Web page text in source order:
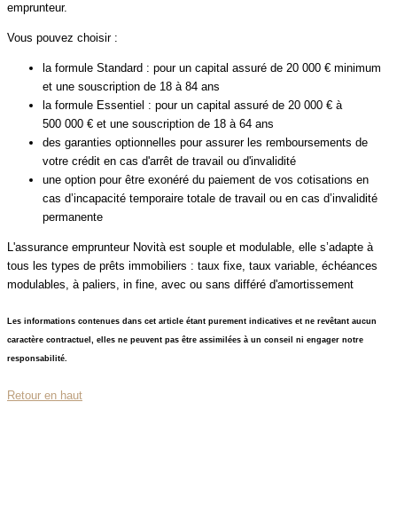
emprunteur.
Vous pouvez choisir :
la formule Standard : pour un capital assuré de 20 000 € minimum
et une souscription de 18 à 84 ans
la formule Essentiel : pour un capital assuré de 20 000 € à
500 000 € et une souscription de 18 à 64 ans
des garanties optionnelles pour assurer les remboursements de
votre crédit en cas d'arrêt de travail ou d'invalidité
une option pour être exonéré du paiement de vos cotisations en
cas d’incapacité temporaire totale de travail ou en cas d’invalidité
permanente
L'assurance emprunteur Novità est souple et modulable, elle s’adapte à
tous les types de prêts immobiliers : taux fixe, taux variable, échéances
modulables, à paliers, in fine, avec ou sans différé d'amortissement
Les informations contenues dans cet article étant purement indicatives et ne revêtant aucun
caractère contractuel, elles ne peuvent pas être assimilées à un conseil ni engager notre
responsabilité.
Retour en haut